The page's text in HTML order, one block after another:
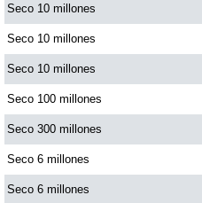
Pick 4 Día
Pick 4 Noche
Pijao de Oro
Saman de la suerte
Seco 10 millones
Seco 10 millones
Seco 10 millones
Seco 100 millones
Seco 300 millones
Seco 6 millones
Seco 6 millones